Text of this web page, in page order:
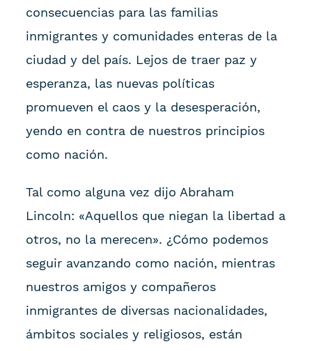
consecuencias para las familias
inmigrantes y comunidades enteras de la
ciudad y del país. Lejos de traer paz y
esperanza, las nuevas políticas
promueven el caos y la desesperación,
yendo en contra de nuestros principios
como nación.
Tal como alguna vez dijo Abraham
Lincoln: «Aquellos que niegan la libertad a
otros, no la merecen». ¿Cómo podemos
seguir avanzando como nación, mientras
nuestros amigos y compañeros
inmigrantes de diversas nacionalidades,
ámbitos sociales y religiosos, están